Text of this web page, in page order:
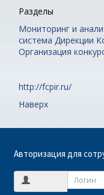
Разделы
Мониторинг и
система Дирекции
Организация
http://fcpir.ru/
Наверх
Авторизация для